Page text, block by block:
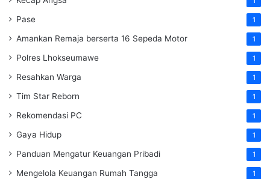
Pase 1
Amankan Remaja berserta 16 Sepeda Motor 1
Polres Lhokseumawe 1
Resahkan Warga 1
Tim Star Reborn 1
Rekomendasi PC 1
Gaya Hidup 1
Panduan Mengatur Keuangan Pribadi 1
Mengelola Keuangan Rumah Tangga 1